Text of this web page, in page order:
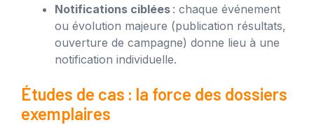
Notifications ciblées : chaque événement
ou évolution majeure (publication résultats,
ouverture de campagne) donne lieu à une
notification individuelle.
Études de cas : la force des dossiers
exemplaires